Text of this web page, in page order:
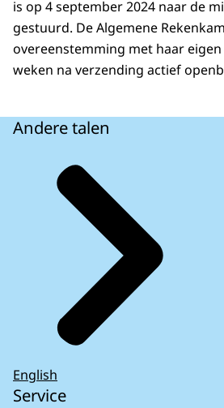
is op 4 september 2024 naar de
gestuurd. De Algemene
overeenstemming met haar
weken na verzending actief
Andere talen
English
Service